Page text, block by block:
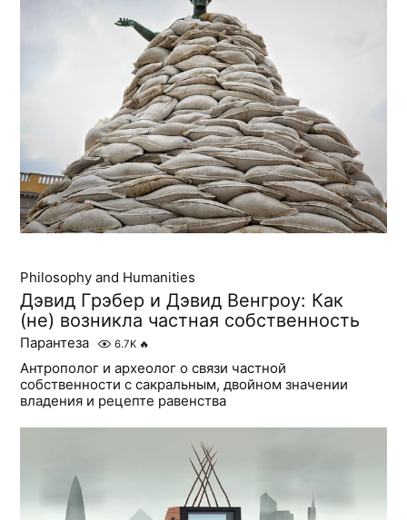
Philosophy and Humanities
Дэвид Грэбер и Дэвид Венгроу: Как
(не) возникла частная собственность
Парантеза 6.7K 🔥
Антрополог и археолог о связи частной
собственности с сакральным, двойном значении
владения и рецепте равенства